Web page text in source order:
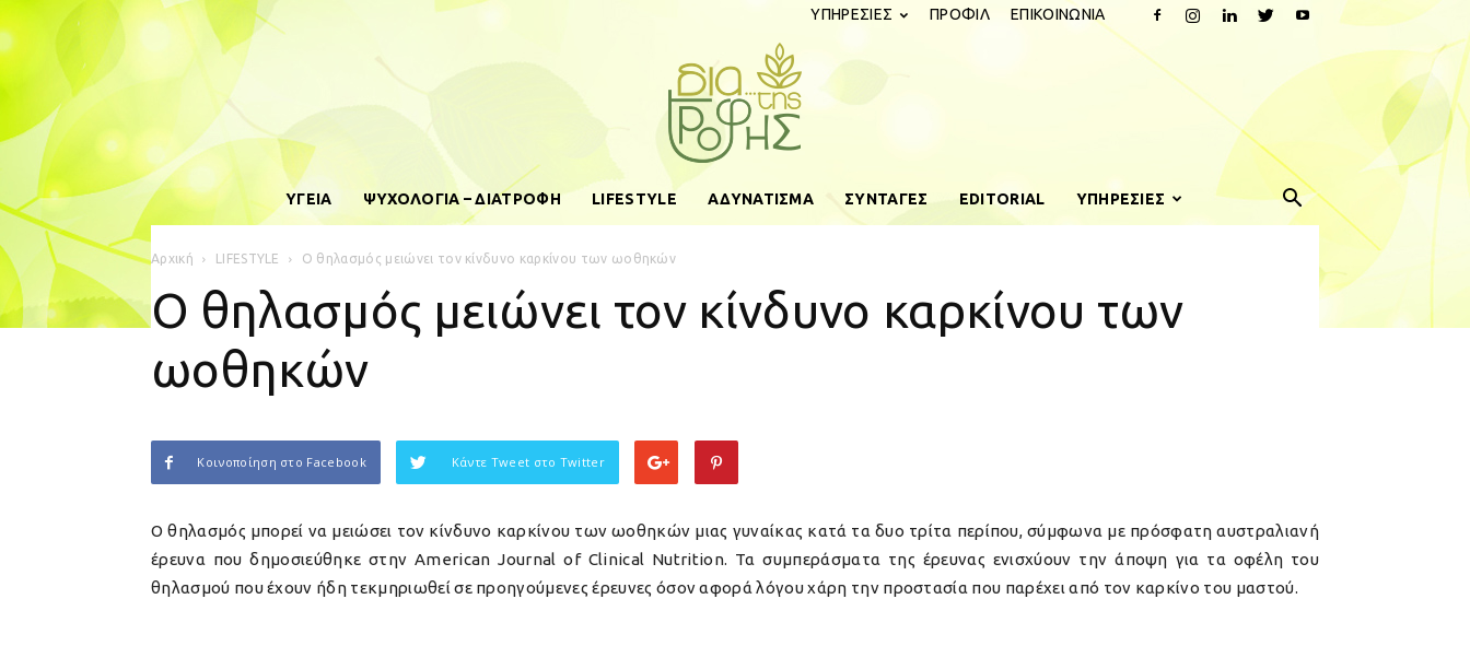
ΥΠΗΡΕΣΙΕΣ ΠΡΟΦΙΛ ΕΠΙΚΟΙΝΩΝΙΑ
ΥΓΕΙΑ ΨΥΧΟΛΟΓΙΑ – ΔΙΑΤΡΟΦΗ LIFESTYLE ΑΔΥΝΑΤΙΣΜΑ ΣΥΝΤΑΓΕΣ EDITORIAL ΥΠΗΡΕΣΙΕΣ
Αρχική LIFESTYLE Ο θηλασμός μειώνει τον κίνδυνο καρκίνου των ωοθηκών
Ο θηλασμός μειώνει τον κίνδυνο καρκίνου των
ωοθηκών
Κοινοποίηση στο Facebook Κάντε Tweet στο Twitter
Ο θηλασμός μπορεί να μειώσει τον κίνδυνο καρκίνου των ωοθηκών μιας γυναίκας κατά τα δυο τρίτα περίπου, σύμφωνα με πρόσφατη αυστραλιανή
έρευνα που δημοσιεύθηκε στην American Journal of Clinical Nutrition. Τα συμπεράσματα της έρευνας ενισχύουν την άποψη για τα οφέλη του
θηλασμού που έχουν ήδη τεκμηριωθεί σε προηγούμενες έρευνες όσον αφορά λόγου χάρη την προστασία που παρέχει από τον καρκίνο του μαστού.